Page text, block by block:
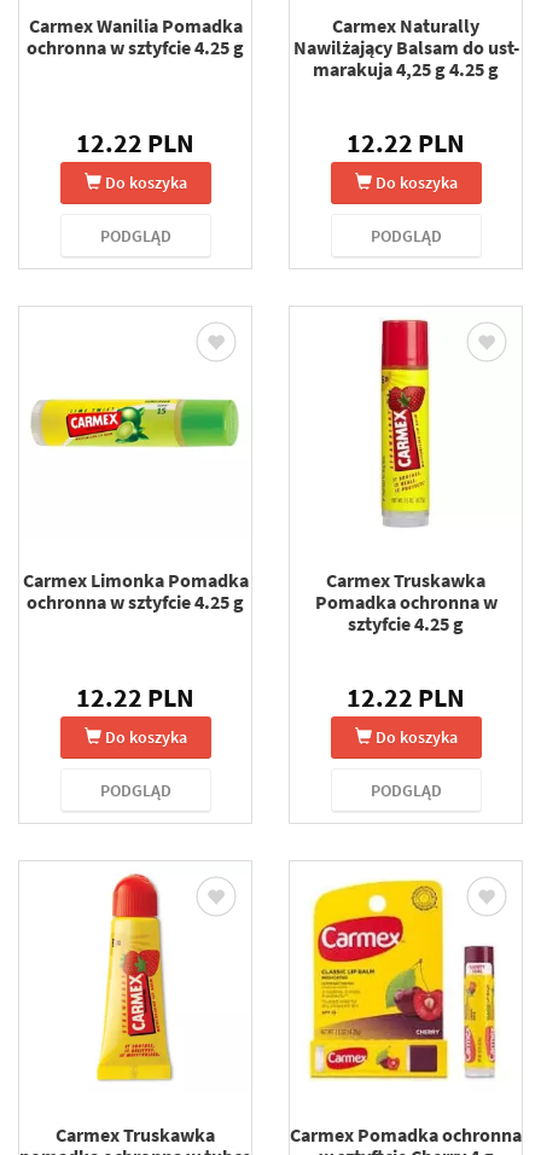
Carmex Wanilia Pomadka
ochronna w sztyfcie 4.25 g
12.22 PLN
Do koszyka
PODGLĄD
Carmex Naturally
Nawilżający Balsam do ust-
marakuja 4,25 g 4.25 g
12.22 PLN
Do koszyka
PODGLĄD
Carmex Limonka Pomadka
ochronna w sztyfcie 4.25 g
12.22 PLN
Do koszyka
PODGLĄD
Carmex Truskawka
Pomadka ochronna w
sztyfcie 4.25 g
12.22 PLN
Do koszyka
PODGLĄD
Carmex Truskawka
Carmex Pomadka ochronna